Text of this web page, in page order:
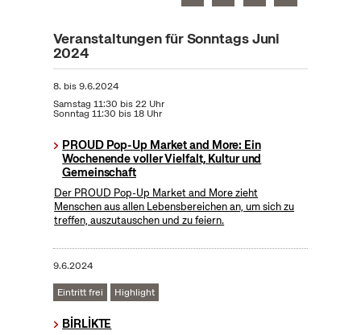
Veranstaltungen für Sonntags Juni
2024
8. bis9.6.2024
Samstag 11:30 bis 22 Uhr
Sonntag 11:30 bis 18 Uhr
PROUD Pop-Up Market and More: Ein
Wochenende voller Vielfalt, Kultur und
Gemeinschaft
Der PROUD Pop-Up Market and More zieht
Menschen aus allen Lebensbereichen an, um sich zu
treffen, auszutauschen und zu feiern.
9.6.2024
Eintritt frei Highlight
BİRLİKTE